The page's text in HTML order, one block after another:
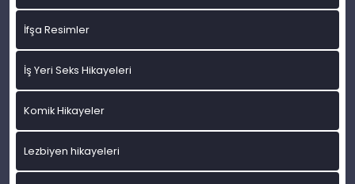
İfşa Resimler
İş Yeri Seks Hikayeleri
Komik Hikayeler
Lezbiyen hikayeleri